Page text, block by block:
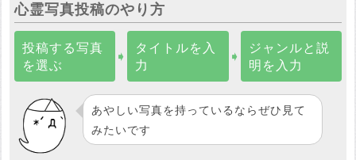
心霊写真投稿のやり方
投稿する写真
を選ぶ
➧
タイトルを入
力
➧
ジャンルと説
明を入力
あやしい写真を持っているならぜひ見て
みたいです